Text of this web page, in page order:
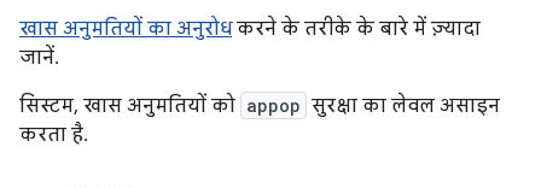
खास अनुमतियों का अनुरोधकरने के तरीके के बारे में ज़्यादा
जानें.
सिस्टम, खास अनुमतियों को appop सुरक्षा का लेवल असाइन
करता है.